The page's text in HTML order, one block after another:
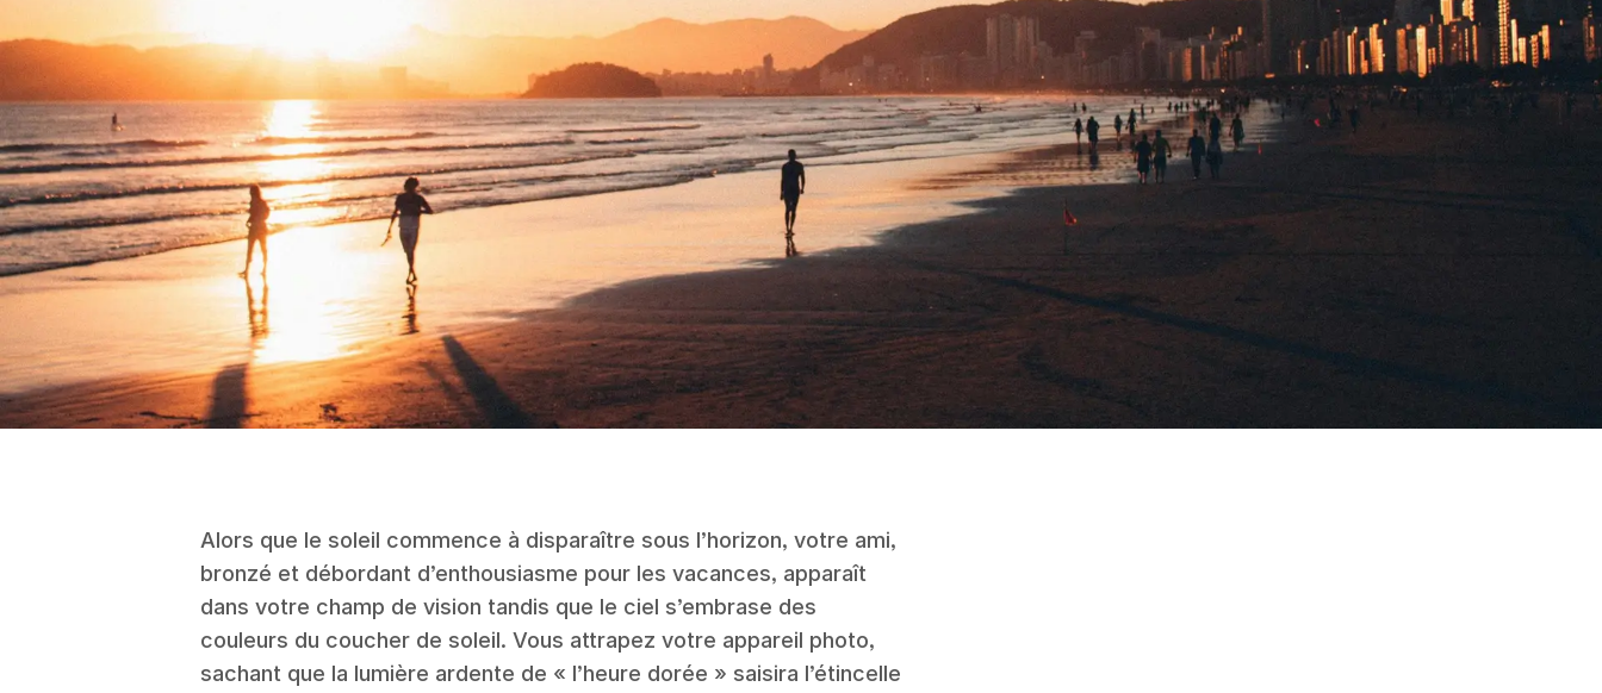
Alors que le soleil commence à disparaître sous l’horizon, votre ami,
bronzé et débordant d’enthousiasme pour les vacances, apparaît
dans votre champ de vision tandis que le ciel s’embrase des
couleurs du coucher de soleil. Vous attrapez votre appareil photo,
sachant que la lumière ardente de « l’heure dorée » saisira l’étincelle